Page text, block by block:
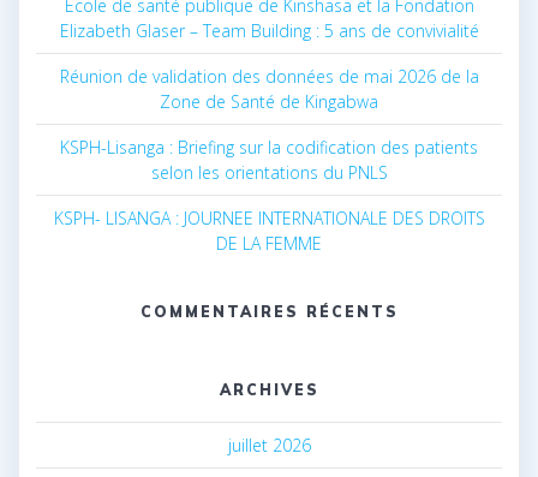
École de santé publique de Kinshasa et la Fondation
Elizabeth Glaser – Team Building : 5 ans de convivialité
Réunion de validation des données de mai 2026 de la
Zone de Santé de Kingabwa
KSPH-Lisanga : Briefing sur la codification des patients
selon les orientations du PNLS
KSPH- LISANGA : JOURNEE INTERNATIONALE DES DROITS
DE LA FEMME
COMMENTAIRES RÉCENTS
ARCHIVES
juillet 2026